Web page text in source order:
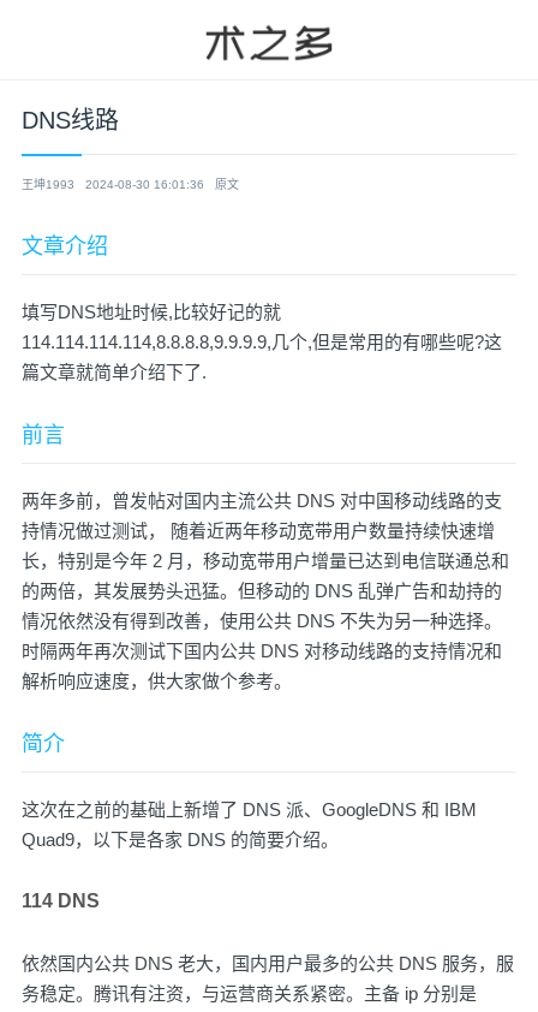
DNS线路
王坤1993 2024-08-30 16:01:36 原文
文章介绍
填写DNS地址时候,比较好记的就
114.114.114.114,8.8.8.8,9.9.9.9,几个,但是常用的有哪些呢?这
篇文章就简单介绍下了.
前言
两年多前，曾发帖对国内主流公共 DNS 对中国移动线路的支
持情况做过测试， 随着近两年移动宽带用户数量持续快速增
长，特别是今年 2 月，移动宽带用户增量已达到电信联通总和
的两倍，其发展势头迅猛。但移动的 DNS 乱弹广告和劫持的
情况依然没有得到改善，使用公共 DNS 不失为另一种选择。
时隔两年再次测试下国内公共 DNS 对移动线路的支持情况和
解析响应速度，供大家做个参考。
简介
这次在之前的基础上新增了 DNS 派、GoogleDNS 和 IBM
Quad9，以下是各家 DNS 的简要介绍。
114 DNS
依然国内公共 DNS 老大，国内用户最多的公共 DNS 服务，服
务稳定。腾讯有注资，与运营商关系紧密。主备 ip 分别是